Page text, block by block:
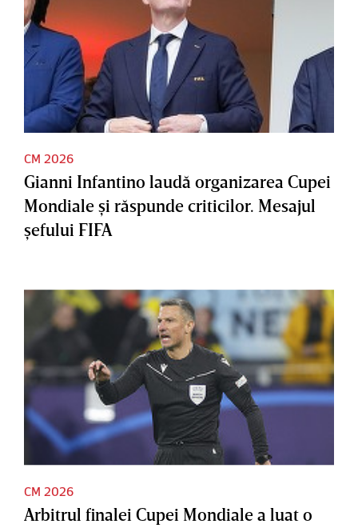
CM 2026
Gianni Infantino laudă organizarea Cupei
Mondiale şi răspunde criticilor. Mesajul
şefului FIFA
CM 2026
Arbitrul finalei Cupei Mondiale a luat o